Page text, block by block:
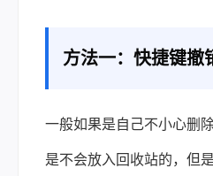
方法一：快捷键撤
一般如果是自己不小心删
是不会放入回收站的，但